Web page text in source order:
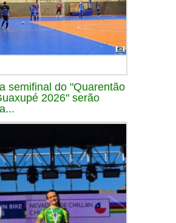
semifinal do "Quarentão
2026" serão